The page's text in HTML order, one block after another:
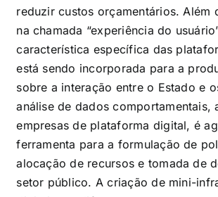
reduzir custos orçamentários. Além
na chamada “experiência do
característica específica das
está sendo incorporada para a
sobre a interação entre o Estado e
análise de dados comportamentais,
empresas de plataforma digital, é
ferramenta para a formulação de
alocação de recursos e tomada de
setor público. A criação de mini-